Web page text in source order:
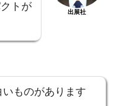
トが
出展社
ものがあります